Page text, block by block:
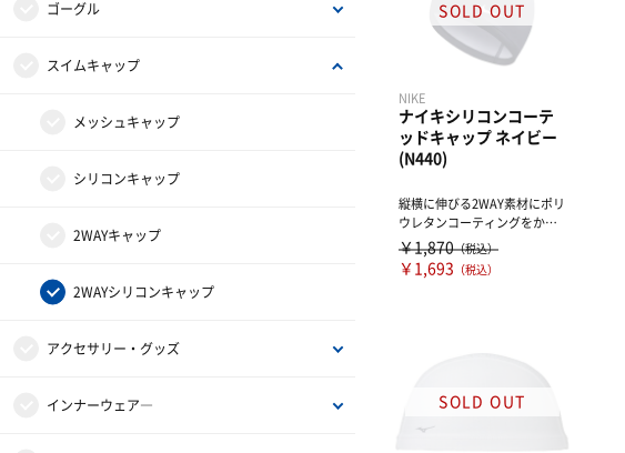
NIKE
ナイキシリコンコーテ
ッドキャップ ネイビー
(N440)
縦横に伸びる2WAY素材にポリ
ウレタンコーティングをかけ
たフィットネス向けスイミ...
￥1,870（税込）
￥1,693 （税込）
メンズ
レディース
ジュニア
ゴーグル
レーシング
フィットネス
アクセサリー
スイムキャップ
メッシュキャップ
シリコンキャップ
2WAYキャップ
2WAYシリコンキャップ
アクセサリー・グッズ
バッグ
インナーウェア―